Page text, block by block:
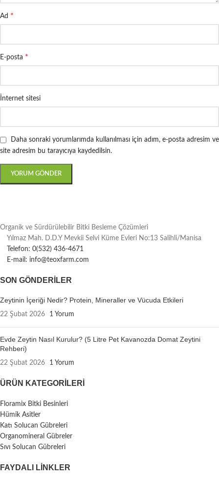
Ad *
E-posta *
İnternet sitesi
Daha sonraki yorumlarımda kullanılması için adım, e-posta adresim ve
site adresim bu tarayıcıya kaydedilsin.
Organik ve Sürdürülebilir Bitki Besleme Çözümleri
Yılmaz Mah. D.D.Y Mevkii Selvi Küme Evleri No:13 Salihli/Manisa
Telefon: 0(532) 436-4671
E-mail: info@teoxfarm.com
SON GÖNDERILER
Zeytinin İçeriği Nedir? Protein, Mineraller ve Vücuda Etkileri
22 Şubat 2026 1 Yorum
Evde Zeytin Nasıl Kurulur? (5 Litre Pet Kavanozda Domat Zeytini
Rehberi)
22 Şubat 2026 1 Yorum
ÜRÜN KATEGORILERI
Floramix Bitki Besinleri
Hümik Asitler
Katı Solucan Gübreleri
Organomineral Gübreler
Sıvı Solucan Gübreleri
FAYDALI LİNKLER